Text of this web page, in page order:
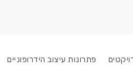
פתרונות עיצוב הידרופוניים